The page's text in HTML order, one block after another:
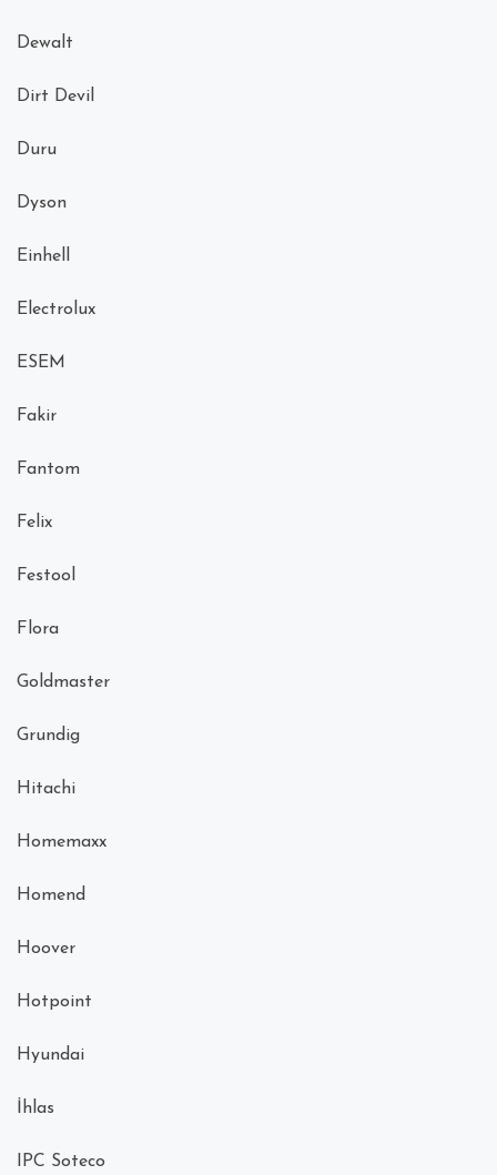
Dewalt
Dirt Devil
Duru
Dyson
Einhell
Electrolux
ESEM
Fakir
Fantom
Felix
Festool
Flora
Goldmaster
Grundig
Hitachi
Homemaxx
Homend
Hoover
Hotpoint
Hyundai
İhlas
IPC Soteco